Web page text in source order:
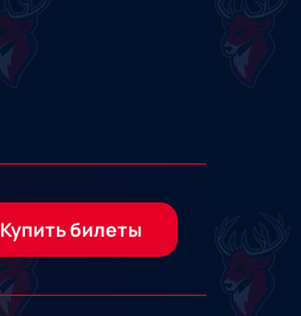
Купить билеты